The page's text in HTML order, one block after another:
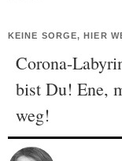
KEINE SORGE, HIER
Corona-
bist Du! Ene,
weg!